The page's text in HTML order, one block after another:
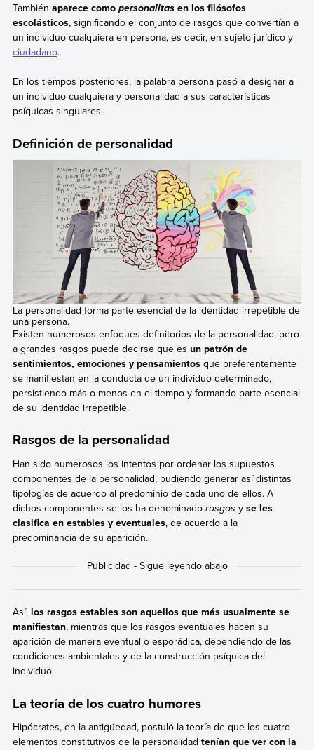
También aparece como personalitasen los filósofos
escolásticos, significando el conjunto de rasgos que convertían a
un individuo cualquiera en persona, es decir, en sujeto jurídico y
ciudadano.
En los tiempos posteriores, la palabra persona pasó a designar a
un individuo cualquiera y personalidad a sus características
psíquicas singulares.
Definición de personalidad
La personalidad forma parte esencial de la identidad irrepetible de
una persona.
Existen numerosos enfoques definitorios de la personalidad, pero
a grandes rasgos puede decirse que es un patrón de
sentimientos, emociones y pensamientosque preferentemente
se manifiestan en la conducta de un individuo determinado,
persistiendo más o menos en el tiempo y formando parte esencial
de su identidad irrepetible.
Rasgos de la personalidad
Han sido numerosos los intentos por ordenar los supuestos
componentes de la personalidad, pudiendo generar así distintas
tipologías de acuerdo al predominio de cada uno de ellos. A
dichos componentes se los ha denominado rasgos y se les
clasifica en estables y eventuales, de acuerdo a la
predominancia de su aparición.
Así, los rasgos estables son aquellos que más usualmente se
manifiestan, mientras que los rasgos eventuales hacen su
aparición de manera eventual o esporádica, dependiendo de las
condiciones ambientales y de la construcción psíquica del
individuo.
La teoría de los cuatro humores
Hipócrates, en la antigüedad, postuló la teoría de que los cuatro
elementos constitutivos de la personalidad tenían que ver con la